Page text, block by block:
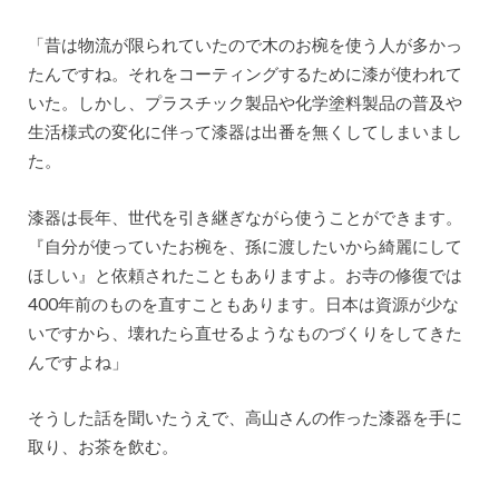
「昔は物流が限られていたので木のお椀を使う人が多かっ
たんですね。それをコーティングするために漆が使われて
いた。しかし、プラスチック製品や化学塗料製品の普及や
生活様式の変化に伴って漆器は出番を無くしてしまいまし
た。
漆器は長年、世代を引き継ぎながら使うことができます。
『自分が使っていたお椀を、孫に渡したいから綺麗にして
ほしい』と依頼されたこともありますよ。お寺の修復では
400年前のものを直すこともあります。日本は資源が少な
いですから、壊れたら直せるようなものづくりをしてきた
んですよね」
そうした話を聞いたうえで、高山さんの作った漆器を手に
取り、お茶を飲む。